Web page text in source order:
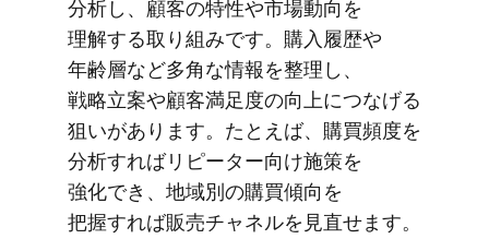
分析し、​顧客の​特性や​市場動向を​
理解する​取り組みです。​購入履歴や​
年齢層など​多角な​情報を​整理し、​
戦略立案や​顧客満足度の​向上に​つなげる​
狙いが​あります。​たとえば、​購買頻度を​
分析すれば​リピーター向け施策を​
強化でき、​地域別の​購買傾向を​
把握すれば​販売チャネルを​見直せます。​